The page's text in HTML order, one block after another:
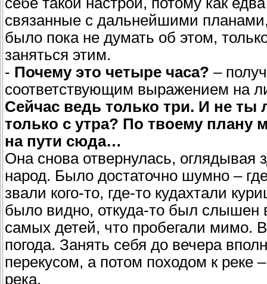
связанные с дальнейшими
было пока не думать об этом,
заняться этим.
- Почему это четыре часа? –
соответствующим выражением на
Сейчас ведь только три. И не ты
только с утра? По твоему
на пути сюда…
Она снова отвернулась, оглядывая
народ. Было достаточно шумно –
звали кого-то, где-то кудахтали
было видно, откуда-то был слышен
самых детей, что пробегали мимо.
погода. Занять себя до вечера
перекусом, а потом походом к реке
река.